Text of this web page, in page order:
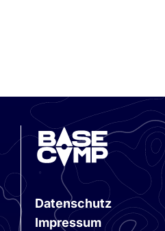
Datenschutz
Impressum